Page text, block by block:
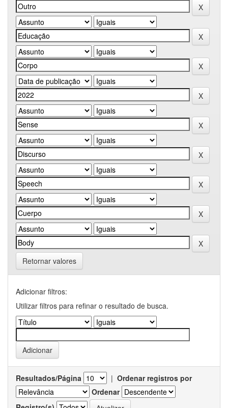
Retornar valores
Adicionar filtros:
Utilizar filtros para refinar o resultado de busca.
Resultados/Página | Ordenar registros por
Ordenar